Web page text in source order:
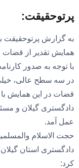
پرتوحقیقت:
به گزارش پرتوحقیقت
در سه سطح عالی،
قضات در این همایش
دادگستری گیلان و
عمل آمد.
حجت الاسلام
دادگستری استان
کرد: